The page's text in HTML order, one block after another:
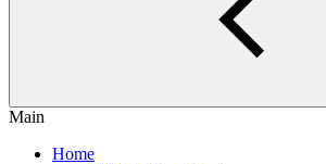
Main
Home